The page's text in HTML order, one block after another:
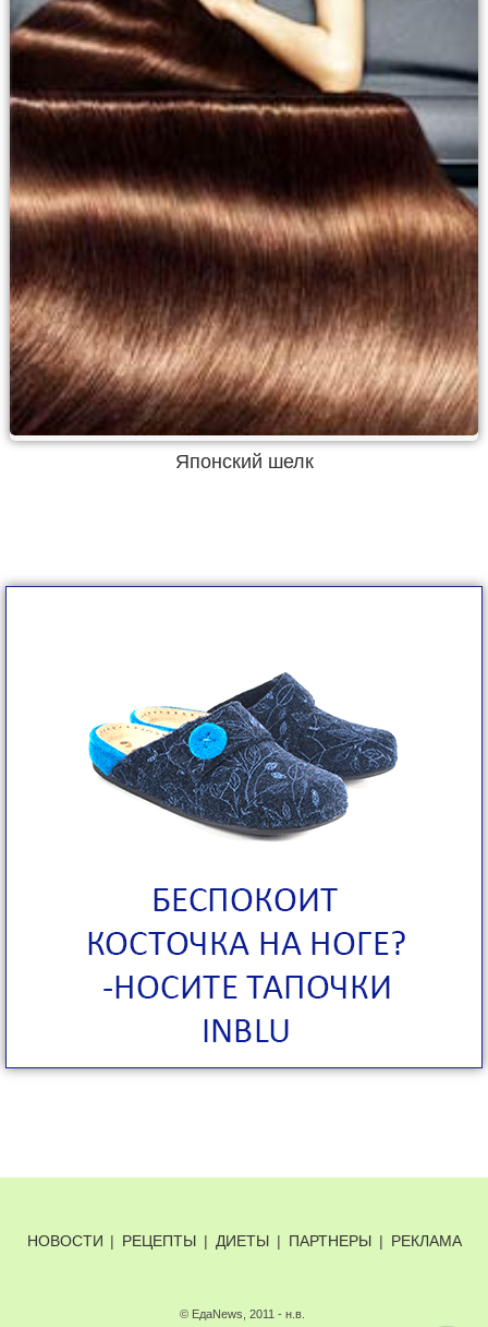
Японский шелк
НОВОСТИ | РЕЦЕПТЫ | ДИЕТЫ | ПАРТНЕРЫ | РЕКЛАМА
© ЕдаNews, 2011 - н.в.